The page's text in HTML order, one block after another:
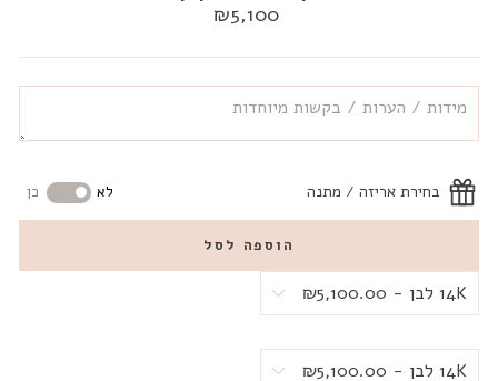
מחיר
₪5,100
בחירת אריזה / מתנה לא כן
הוספה לסל